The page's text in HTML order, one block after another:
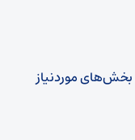
بخش‌های موردنیاز